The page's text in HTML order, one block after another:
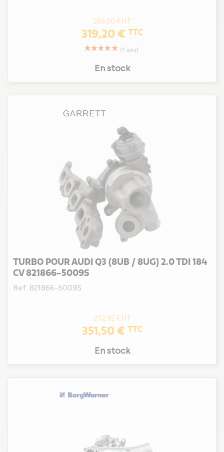
266,00 € HT
319,20 € TTC
En stock
TURBO POUR AUDI Q3 (8UB / 8UG) 2.0 TDI 184
CV 821866-5009S
Ref. 821866-5009S
292,92 € HT
351,50 € TTC
En stock